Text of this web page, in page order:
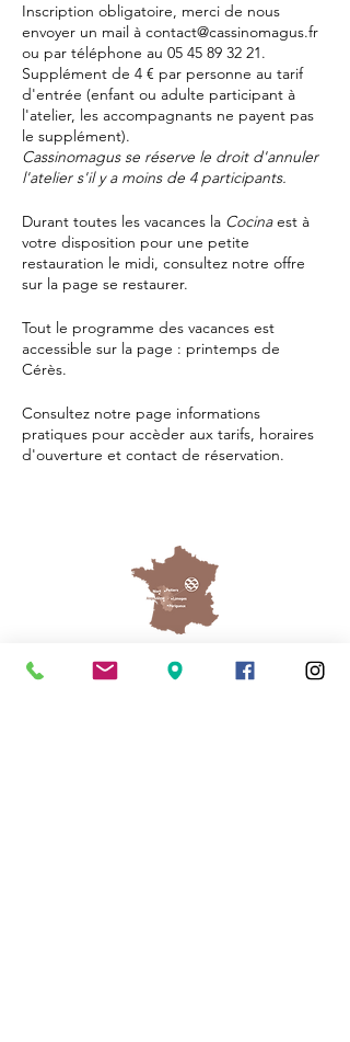
Inscription obligatoire, merci de nous
envoyer un mail à contact@cassinomagus.fr
ou par téléphone au 05 45 89 32 21.
Supplément de 4 € par personne au tarif
d'entrée (enfant ou adulte participant à
l'atelier, les accompagnants ne payent pas
le supplément).
Cassinomagus se réserve le droit d'annuler
l'atelier s'il y a moins de 4 participants.
Durant toutes les vacances la Cocinaest à
votre disposition pour une petite
restauration le midi, consultez notre offre
sur la page se restaurer.
Tout le programme des vacances est
accessible sur la page : printemps de
Cérès.
Consultez notre page informations
pratiques pour accèder aux tarifs, horaires
d'ouverture et contact de réservation.